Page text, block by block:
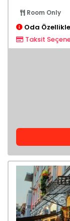
Room Only
Oda
Taksit